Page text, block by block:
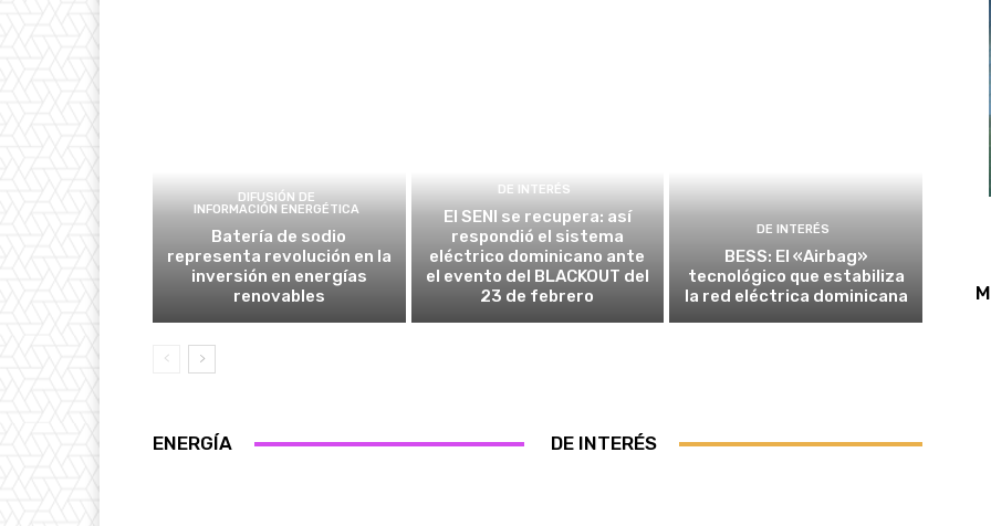
DIFUSIÓN DE
INFORMACIÓN ENERGÉTICA
Batería de sodio
representa revolución en la
inversión en energías
renovables
DE INTERÉS
El SENI se recupera: así
respondió el sistema
eléctrico dominicano ante
el evento del BLACKOUT del
23 de febrero
DE INTERÉS
BESS: El «Airbag»
tecnológico que estabiliza
la red eléctrica dominicana
ENERGÍA DE INTERÉS